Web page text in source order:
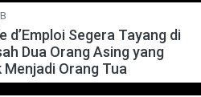
d’Emploi Segera Tayang di
Dua Orang Asing yang
Menjadi Orang Tua